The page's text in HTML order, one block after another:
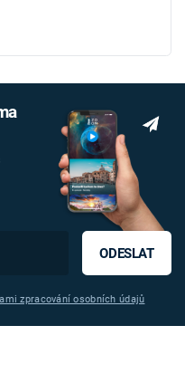
ODESLAT
zpracování osobních údajů